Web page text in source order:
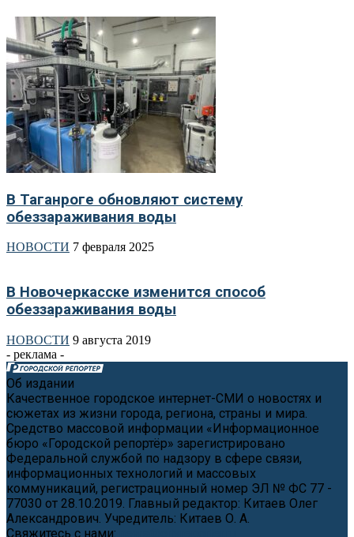
В Таганроге обновляют систему
обеззараживания воды
НОВОСТИ 7 февраля 2025
В Новочеркасске изменится способ
обеззараживания воды
НОВОСТИ 9 августа 2019
- реклама -
Об издании
Качественное городское интернет-СМИ о новостях и
сюжетах из жизни города, региона, страны и мира.
Средство массовой информации «Информационное
бюро «Городской репортёр» зарегистрировано
Федеральной службой по надзору в сфере связи,
информационных технологий и массовых
коммуникаций, регистрационный номер ЭЛ № ФС 77 -
77030 от 28.10.2019. Главный редактор: Китаев Олег
Александрович. Учредитель: Китаев О. А.
Свяжитесь с нами: